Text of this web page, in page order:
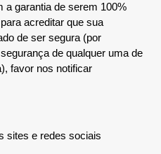
a garantia de serem 100%
acreditar que sua
de ser segura (por
de qualquer uma de
favor nos notificar
sites e redes sociais